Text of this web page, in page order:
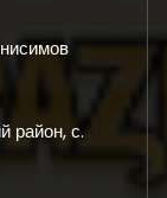
район, с.